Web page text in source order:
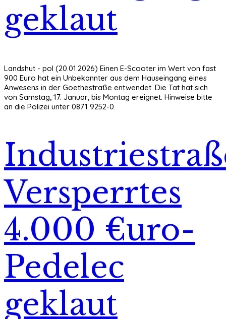
geklaut
Landshut - pol (20.01.2026) Einen E-Scooter im Wert von fast
900 Euro hat ein Unbekannter aus dem Hauseingang eines
Anwesens in der Goethestraße entwendet. Die Tat hat sich
von Samstag, 17. Januar, bis Montag ereignet. Hinweise bitte
an die Polizei unter 0871 9252-0.
Versperrtes
4.000 €uro-
Pedelec
geklaut